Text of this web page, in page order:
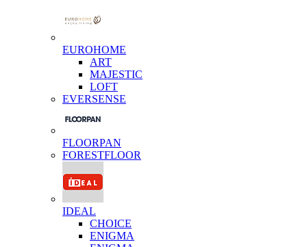
EUROHOME
ART
MAJESTIC
LOFT
EVERSENSE
FLOORPAN
FORESTFLOOR
IDEAL
CHOICE
ENIGMA